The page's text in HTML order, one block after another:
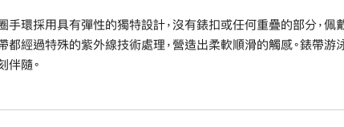
手環採用具有彈性的獨特設計，沒有錶扣或任何重疊的部分，佩
都經過特殊的紫外線技術處理，營造出柔軟順滑的觸感。錶帶游
伴隨。